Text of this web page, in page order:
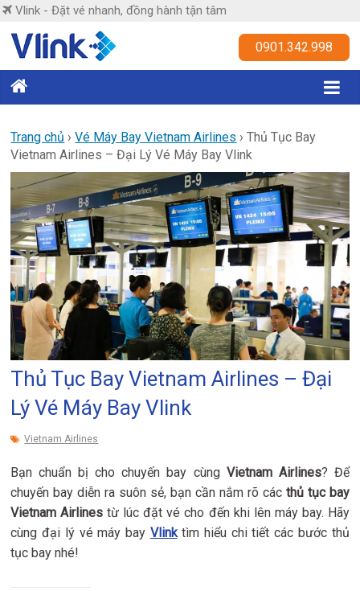
Skip
content
Vlink - Đặt vé nhanh, đồng hành tận tâm
Vlink
nhanh,
đồng
hành
tận
tâm
0901.342.998
Trang chủ ›Vé Máy Bay Vietnam Airlines ›Thủ Tục Bay
Vietnam Airlines – Đại Lý Vé Máy Bay Vlink
Thủ Tục Bay Vietnam Airlines – Đại
Lý Vé Máy Bay Vlink
Vietnam Airlines
Bạn chuẩn bị cho chuyến bay cùng Vietnam Airlines? Để
chuyến bay diễn ra suôn sẻ, bạn cần nắm rõ các thủ tục bay
Vietnam Airlines từ lúc đặt vé cho đến khi lên máy bay. Hãy
cùng đại lý vé máy bay Vlinktìm hiểu chi tiết các bước thủ
tục bay nhé!